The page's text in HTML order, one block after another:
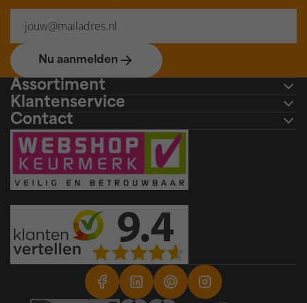
Nu aanmelden
Assortiment
Klantenservice
Contact